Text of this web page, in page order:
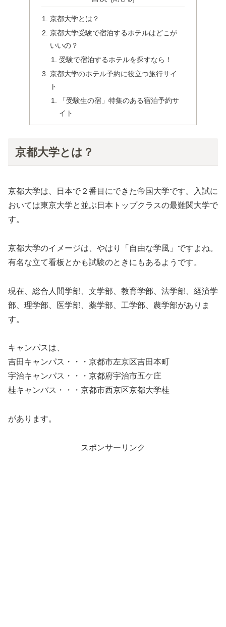
京都大学とは？
京都大学受験で宿泊するホテルはどこが
いいの？
受験で宿泊するホテルを探すなら！
京都大学のホテル予約に役立つ旅行サイ
ト
「受験生の宿」特集のある宿泊予約サ
イト
京都大学とは？
京都大学は、日本で２番目にできた帝国大学です。入試に
おいては東京大学と並ぶ日本トップクラスの最難関大学で
す。
京都大学のイメージは、やはり「自由な学風」ですよね。
有名な立て看板とかも試験のときにもあるようです。
現在、総合人間学部、文学部、教育学部、法学部、経済学
部、理学部、医学部、薬学部、工学部、農学部がありま
す。
キャンパスは、
吉田キャンパス・・・京都市左京区吉田本町
宇治キャンパス・・・京都府宇治市五ケ庄
桂キャンパス・・・京都市西京区京都大学桂
があります。
スポンサーリンク